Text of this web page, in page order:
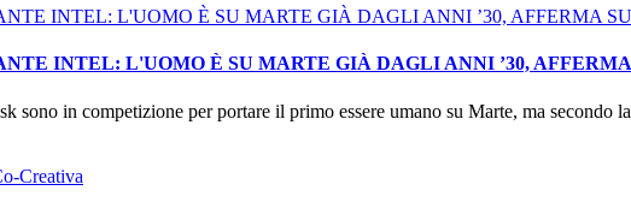
INTEL: L'UOMO È SU MARTE GIÀ DAGLI ANNI ’30,
in competizione per portare il primo essere umano su Marte, ma secondo